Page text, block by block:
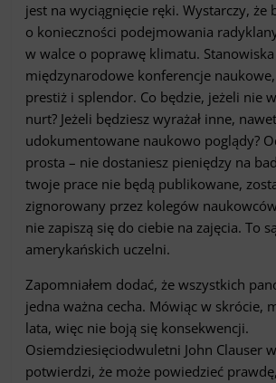
jest na wyciągnięcie ręki. Wystarczy, że
o konieczności podejmowania
w walce o poprawę klimatu.
międzynarodowe konferencje
prestiż i splendor. Co będzie, jeżeli nie
nurt? Jeżeli będziesz wyrażał inne, nawet
udokumentowane naukowo poglądy?
prosta – nie dostaniesz pieniędzy na
twoje prace nie będą publikowane,
zignorowany przez kolegów
nie zapiszą się do ciebie na zajęcia. To
amerykańskich uczelni.
Zapomniałem dodać, że wszystkich
jedna ważna cecha. Mówiąc w skrócie,
lata, więc nie boją się konsekwencji.
Osiemdziesięciodwuletni John Clauser
potwierdzi, że może powiedzieć